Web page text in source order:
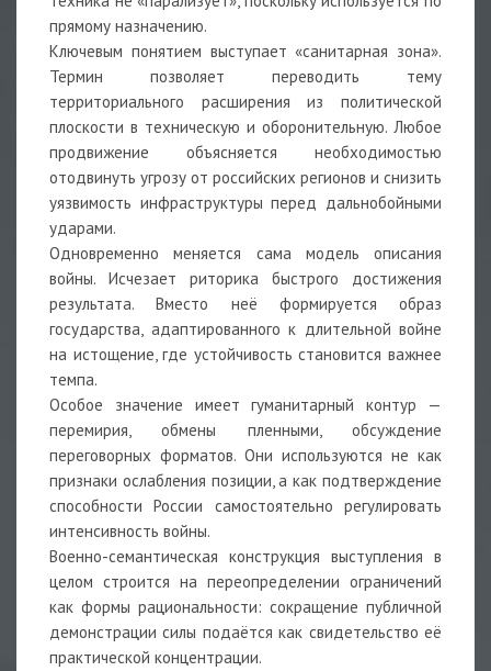
прямому назначению.
Ключевым понятием выступает «санитарная зона».
Термин позволяет переводить тему
территориального расширения из политической
плоскости в техническую и оборонительную. Любое
продвижение объясняется необходимостью
отодвинуть угрозу от российских регионов и снизить
уязвимость инфраструктуры перед дальнобойными
ударами.
Одновременно меняется сама модель описания
войны. Исчезает риторика быстрого достижения
результата. Вместо неё формируется образ
государства, адаптированного к длительной войне
на истощение, где устойчивость становится важнее
темпа.
Особое значение имеет гуманитарный контур —
перемирия, обмены пленными, обсуждение
переговорных форматов. Они используются не как
признаки ослабления позиции, а как подтверждение
способности России самостоятельно регулировать
интенсивность войны.
Военно-семантическая конструкция выступления в
целом строится на переопределении ограничений
как формы рациональности: сокращение публичной
демонстрации силы подаётся как свидетельство её
практической концентрации.